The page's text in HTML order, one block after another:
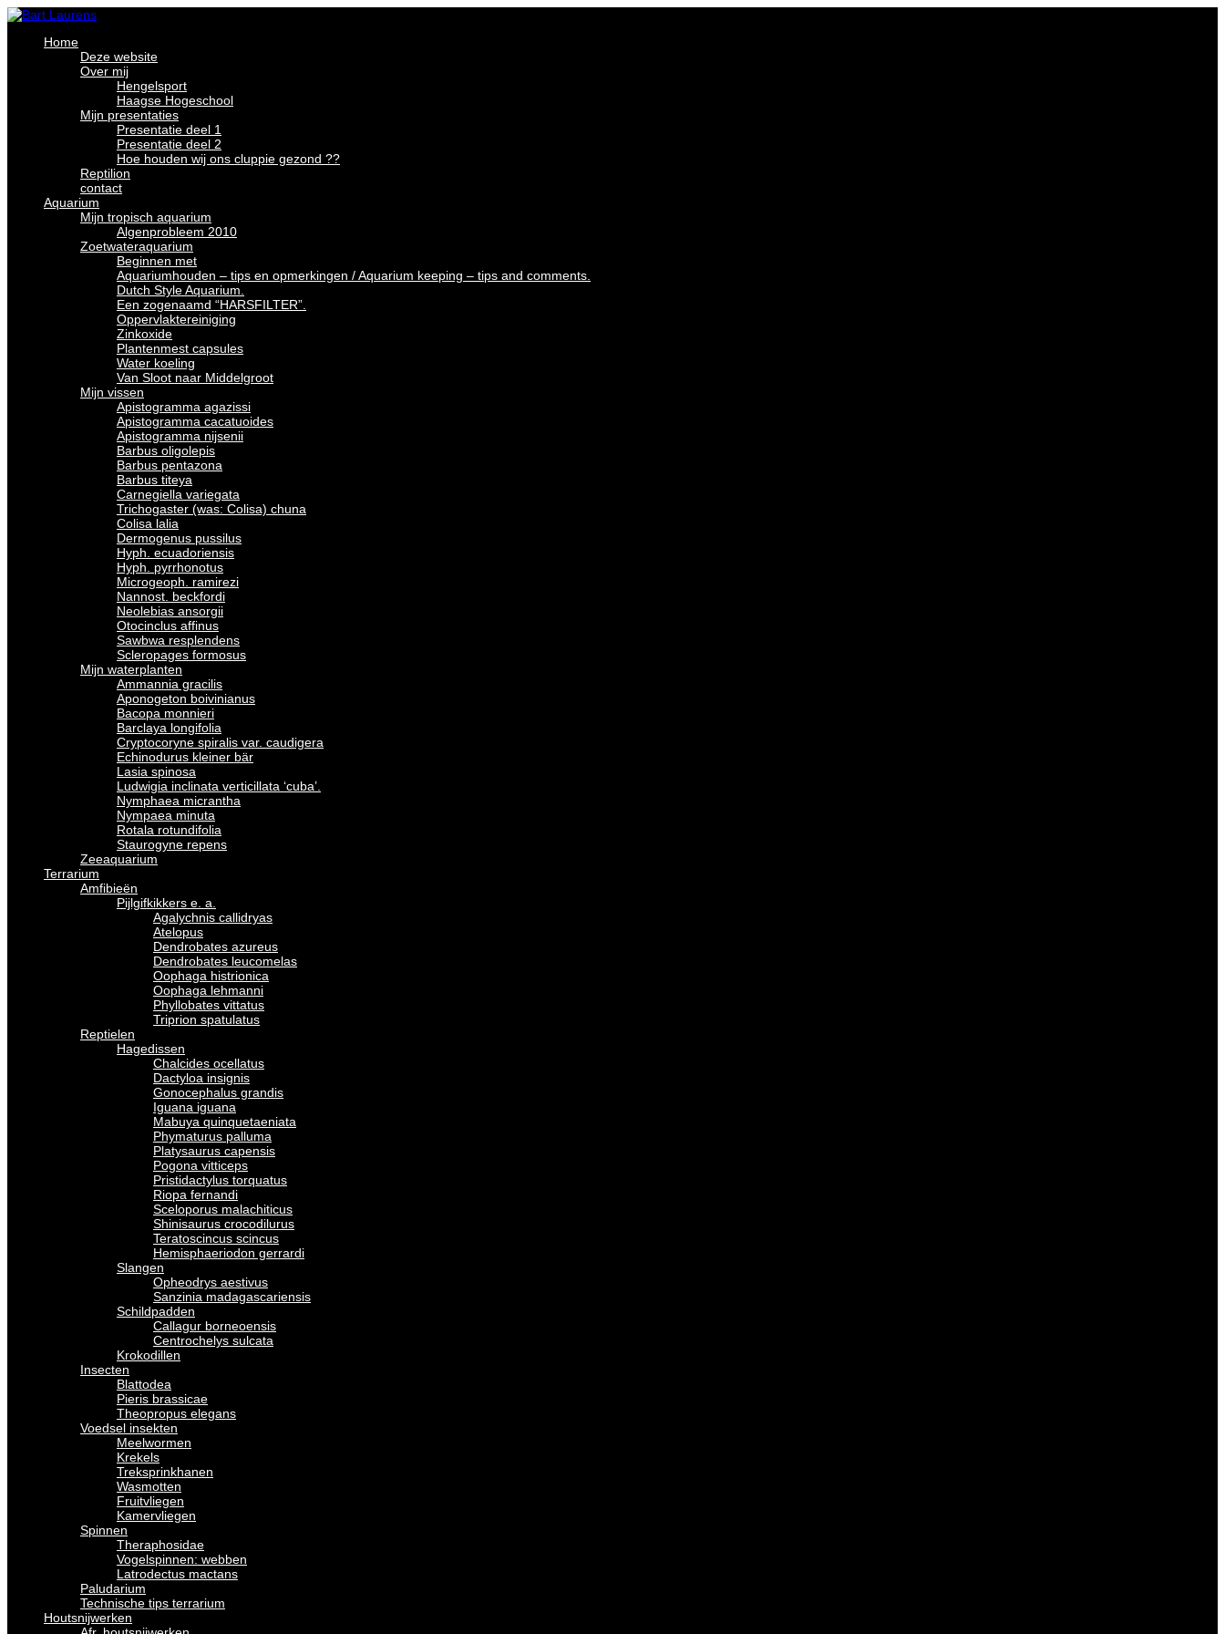
Home
Deze website
Over mij
Hengelsport
Haagse Hogeschool
Mijn presentaties
Presentatie deel 1
Presentatie deel 2
Hoe houden wij ons cluppie gezond ??
Reptilion
contact
Aquarium
Mijn tropisch aquarium
Algenprobleem 2010
Zoetwateraquarium
Beginnen met
Aquariumhouden – tips en opmerkingen / Aquarium keeping – tips and comments.
Dutch Style Aquarium.
Een zogenaamd “HARSFILTER”.
Oppervlaktereiniging
Zinkoxide
Plantenmest capsules
Water koeling
Van Sloot naar Middelgroot
Mijn vissen
Apistogramma agazissi
Apistogramma cacatuoides
Apistogramma nijsenii
Barbus oligolepis
Barbus pentazona
Barbus titeya
Carnegiella variegata
Trichogaster (was: Colisa) chuna
Colisa lalia
Dermogenus pussilus
Hyph. ecuadoriensis
Hyph. pyrrhonotus
Microgeoph. ramirezi
Nannost. beckfordi
Neolebias ansorgii
Otocinclus affinus
Sawbwa resplendens
Scleropages formosus
Mijn waterplanten
Ammannia gracilis
Aponogeton boivinianus
Bacopa monnieri
Barclaya longifolia
Cryptocoryne spiralis var. caudigera
Echinodurus kleiner bär
Lasia spinosa
Ludwigia inclinata verticillata ‘cuba’.
Nymphaea micrantha
Nympaea minuta
Rotala rotundifolia
Staurogyne repens
Zeeaquarium
Terrarium
Amfibieën
Pijlgifkikkers e. a.
Agalychnis callidryas
Atelopus
Dendrobates azureus
Dendrobates leucomelas
Oophaga histrionica
Oophaga lehmanni
Phyllobates vittatus
Triprion spatulatus
Reptielen
Hagedissen
Chalcides ocellatus
Dactyloa insignis
Gonocephalus grandis
Iguana iguana
Mabuya quinquetaeniata
Phymaturus palluma
Platysaurus capensis
Pogona vitticeps
Pristidactylus torquatus
Riopa fernandi
Sceloporus malachiticus
Shinisaurus crocodilurus
Teratoscincus scincus
Hemisphaeriodon gerrardi
Slangen
Opheodrys aestivus
Sanzinia madagascariensis
Schildpadden
Callagur borneoensis
Centrochelys sulcata
Krokodillen
Insecten
Blattodea
Pieris brassicae
Theopropus elegans
Voedsel insekten
Meelwormen
Krekels
Treksprinkhanen
Wasmotten
Fruitvliegen
Kamervliegen
Spinnen
Theraphosidae
Vogelspinnen: webben
Latrodectus mactans
Paludarium
Technische tips terrarium
Houtsnijwerken